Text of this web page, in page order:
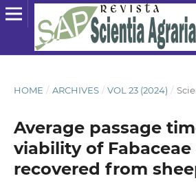
HOME / ARCHIVES / VOL 23 (2024) /
Average passage
viability of Fabaceae
recovered from